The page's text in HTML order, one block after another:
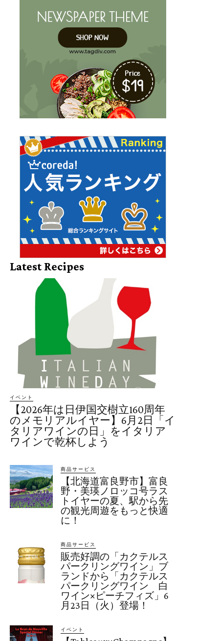
Latest Recipes
イベント
【2026年は日伊国交樹立160周年
のメモリアルイヤー】6月2日「イ
タリアワインの日」をイタリア
ワインで乾杯しよう
商品サービス
【北海道富良野市】富良
野・美瑛ノロッコ号ラス
トイヤーの夏、駅から先
の観光周遊をもっと快適
に！
商品サービス
販売好調の「カクテルス
パークリングワイン」ブ
ランドから「カクテルス
パークリングワイン 白
ワイン×ピーチフィズ」6
月23日（火）登場！
イベント